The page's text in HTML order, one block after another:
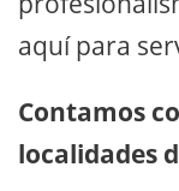
aquí para
Contamos
localidades